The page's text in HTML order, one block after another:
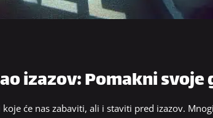
izazov: Pomakni svoje
će nas zabaviti, ali i staviti pred izazov.